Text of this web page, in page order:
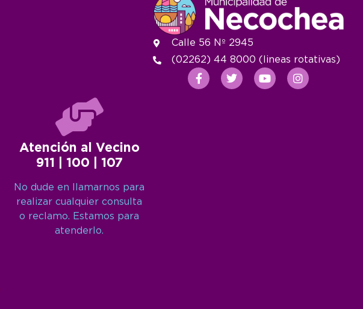
Atención al Vecino
911 | 100 | 107
No dude en llamarnos para
realizar cualquier consulta
o reclamo. Estamos para
atenderlo.
Calle 56 Nº 2945
(02262) 44 8000 (lineas rotativas)